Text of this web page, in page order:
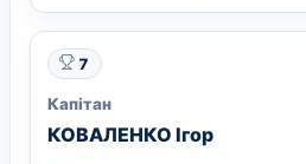
7
Капітан
КОВАЛЕНКО Ігор